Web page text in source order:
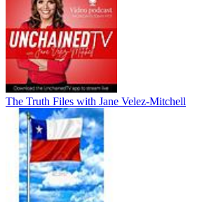
The Truth Files with Jane Velez-Mitchell